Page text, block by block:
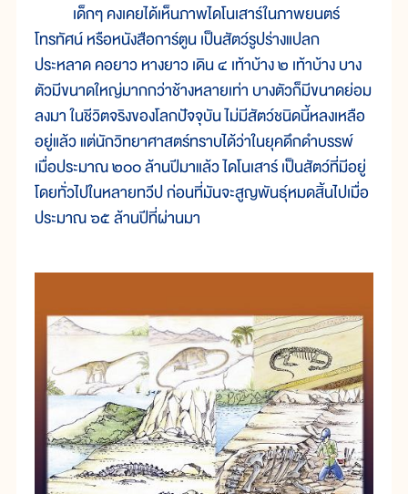
เด็กๆ คงเคยได้เห็นภาพไดโนเสาร์ในภาพยนตร์
โทรทัศน์ หรือหนังสือการ์ตูน เป็นสัตว์รูปร่างแปลก
ประหลาด คอยาว หางยาว เดิน ๔ เท้าบ้าง ๒ เท้าบ้าง บาง
ตัวมีขนาดใหญ่มากกว่าช้างหลายเท่า บางตัวก็มีขนาดย่อม
ลงมา ในชีวิตจริงของโลกปัจจุบัน ไม่มีสัตว์ชนิดนี้หลงเหลือ
อยู่แล้ว แต่นักวิทยาศาสตร์ทราบได้ว่าในยุคดึกดำบรรพ์
เมื่อประมาณ ๒๐๐ ล้านปีมาแล้ว ไดโนเสาร์ เป็นสัตว์ที่มีอยู่
โดยทั่วไปในหลายทวีป ก่อนที่มันจะสูญพันธุ์หมดสิ้นไปเมื่อ
ประมาณ ๖๕ ล้านปีที่ผ่านมา